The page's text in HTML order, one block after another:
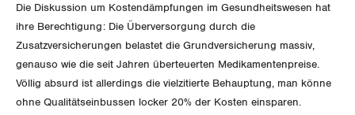
CORONA-VIRUS
Die Diskussion um Kostendämpfungen im Gesundheitswesen hat
ihre Berechtigung: Die Überversorgung durch die
Zusatzversicherungen belastet die Grundversicherung massiv,
genauso wie die seit Jahren überteuerten Medikamentenpreise.
Völlig absurd ist allerdings die vielzitierte Behauptung, man könne
ohne Qualitätseinbussen locker 20% der Kosten einsparen.